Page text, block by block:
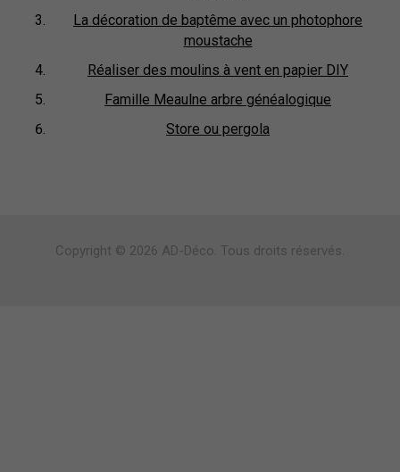
La décoration de baptême avec un photophore
moustache
Réaliser des moulins à vent en papier DIY
Famille Meaulne arbre généalogique
Store ou pergola
Copyright © 2026 AD-Déco. Tous droits réservés.